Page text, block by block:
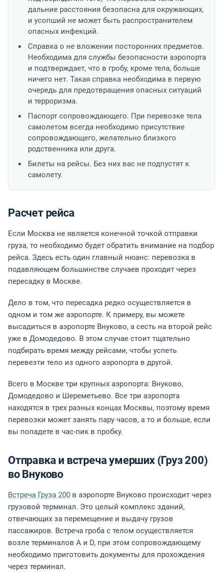
дальние расстояния безопасна для окружающих,
и усопший не может быть распространителем
опасных инфекций.
Справка о не вложении посторонних предметов.
Необходима для службы безопасности аэропорта
и подтверждает, что в гробу, кроме тела, больше
ничего нет. Такая справка необходима в первую
очередь для предотвращения опасных ситуаций
и терроризма.
Паспорт сопровождающего. При перевозке тела
самолетом всегда необходимо присутствие
сопровождающего, желательно близкого
родственника или друга.
Билеты на рейсы. Без них вас не подпустят к
самолету.
Расчет рейса
Если Москва не является конечной точкой отправки
груза, то необходимо будет обратить внимание на подбор
рейса. Здесь есть один главный нюанс: перевозка в
подавляющем большинстве случаев проходит через
пересадку в Москве.
Дело в том, что пересадка редко осуществляется в
одном и том же аэропорте. К примеру, вы можете
высадиться в аэропорте Внуково, а сесть на второй рейс
уже в Домодедово. В этом случае стоит тщательно
подбирать время между рейсами, чтобы успеть
перевезти тело из одного аэропорта в другой.
Всего в Москве три крупных аэропорта: Внуково,
Домодедово и Шереметьево. Все три аэропорта
находятся в трех разных концах Москвы, поэтому время
перевозки может занять пару часов, а то и больше, если
вы попадете в час-пик в пробку.
Отправка и встреча умерших (Груз 200)
во Внуково
Встреча Груза 200 в аэропорте Внуково происходит через
грузовой терминал. Это целый комплекс зданий,
отвечающих за перемещение и выдачу грузов
пассажиров. Встреча гроба с телом осуществляется
возле терминалов А и D, при этом сопровождающему
необходимо приготовить документы для прохождения
через терминал.